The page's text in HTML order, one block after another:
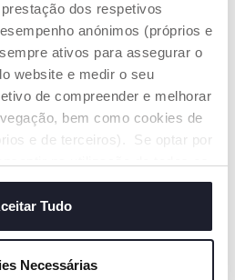
dos respetivos
anónimos (próprios e
ativos para assegurar o
website e medir o seu
de compreender e melhorar
bem como cookies de
e de terceiros). Se optar por
mais, alterar ou revogar o
de alguns cookies, clique em
este aviso, está a
para garantir o
Tudo
Necessárias
Prato em silicone com
divisórias
€ 18,99
ADICIONAR